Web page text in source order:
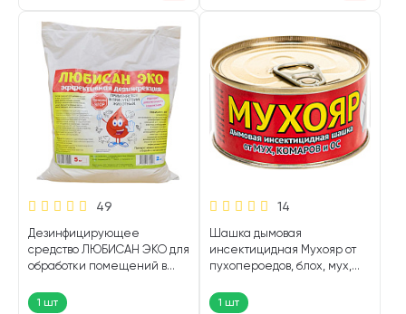
49
Дезинфицирующее
средство ЛЮБИСАН ЭКО для
обработки помещений в
шт УЦ)
1 шт
14
Шашка дымовая
инсектицидная Мухояр от
пухопероедов, блох, мух,
хозяйство 100 гр (1 шт)
1 шт